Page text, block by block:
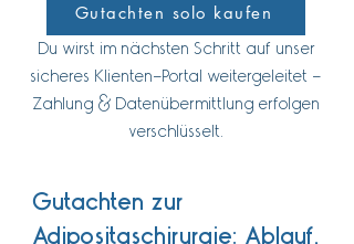
Gutachten solo kaufen
Du wirst im nächsten Schritt auf unser
sicheres Klienten-Portal weitergeleitet –
Zahlung & Datenübermittlung erfolgen
verschlüsselt.
Gutachten zur
Adipositaschirurgie: Ablauf,